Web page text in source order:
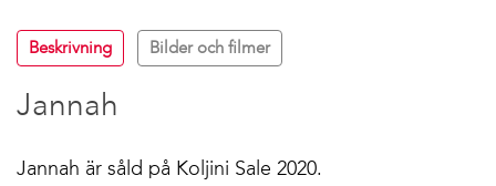
Beskrivning Bilder och filmer
Jannah
Jannah är såld på Koljini Sale 2020.